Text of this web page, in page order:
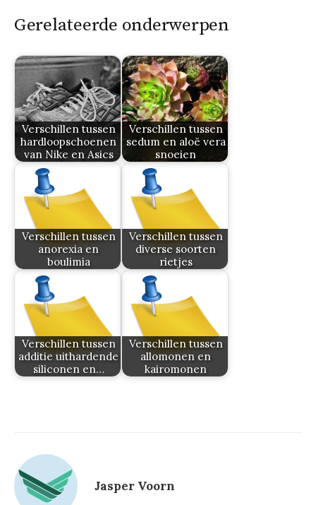
Gerelateerde onderwerpen
Verschillen tussen
hardloopschoenen
van Nike en Asics
Verschillen tussen
sedum en aloë vera
snoeien
Verschillen tussen
anorexia en
boulimia
Verschillen tussen
diverse soorten
rietjes
Verschillen tussen
additie uithardende
siliconen en…
Verschillen tussen
allomonen en
kairomonen
Jasper Voorn